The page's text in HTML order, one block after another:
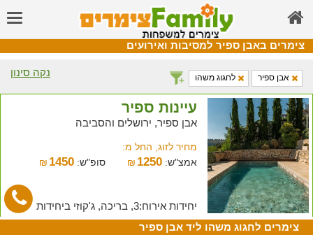
צימרים באבן ספיר למסיבות ואירועים
נקה סינון אבן ספיר לחגוג משהו
עיינות ספיר
אבן ספיר, ירושלים והסביבה
מחיר לזוג, החל מ:
אמצ"ש:
₪ 1250 סופ"ש: ₪ 1450
יחידות אירוח:3, בריכה, ג'קוזי ביחידות
צימרים לחגוג משהו ליד אבן ספיר